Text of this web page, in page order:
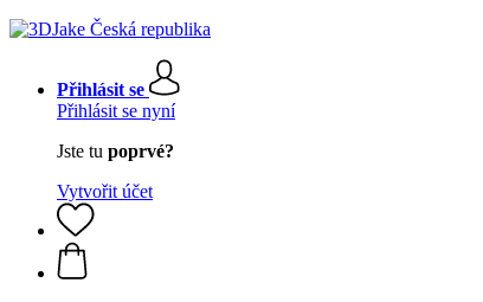
Přihlásit se
Přihlásit se nyní
Jste tu poprvé?
Vytvořit účet